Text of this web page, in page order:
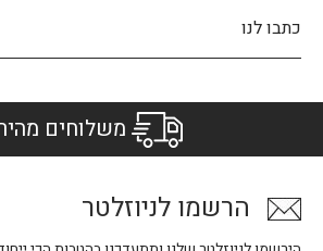
כתבו לנו
משלוחים
הרשמו לניוזלטר